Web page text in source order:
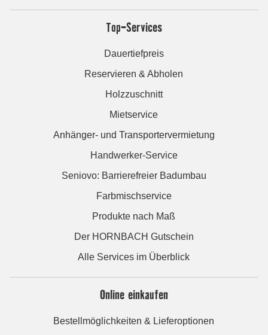
Top-Services
Dauertiefpreis
Reservieren & Abholen
Holzzuschnitt
Mietservice
Anhänger- und Transportervermietung
Handwerker-Service
Seniovo: Barrierefreier Badumbau
Farbmischservice
Produkte nach Maß
Der HORNBACH Gutschein
Alle Services im Überblick
Online einkaufen
Bestellmöglichkeiten & Lieferoptionen